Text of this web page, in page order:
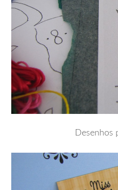
Desenhos